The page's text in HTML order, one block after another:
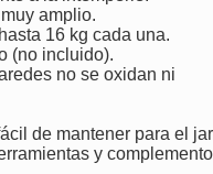
amplio.
16 kg cada una.
(no incluido).
no se oxidan ni
de mantener para el
y